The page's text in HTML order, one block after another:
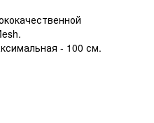
- 100 см.